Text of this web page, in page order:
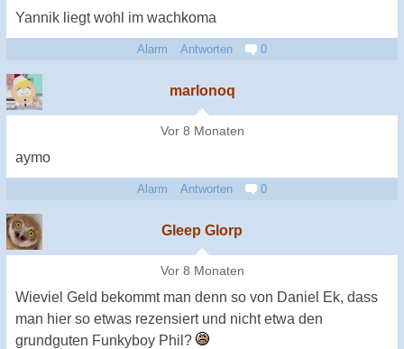
Yannik liegt wohl im wachkoma
Alarm Antworten 0
marlonoq
Vor 8 Monaten
aymo
Alarm Antworten 0
Gleep Glorp
Vor 8 Monaten
Wieviel Geld bekommt man denn so von Daniel Ek, dass
man hier so etwas rezensiert und nicht etwa den
grundguten Funkyboy Phil?